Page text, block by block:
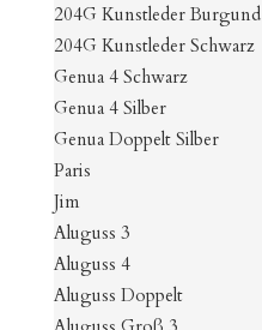
204G Kunstleder Burgund
204G Kunstleder Schwarz
Genua 4 Schwarz
Genua 4 Silber
Genua Doppelt Silber
Paris
Jim
Aluguss 3
Aluguss 4
Aluguss Doppelt